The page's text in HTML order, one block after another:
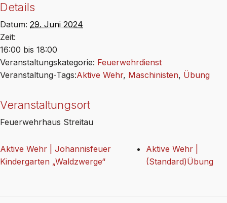
Details
Datum: 29. Juni 2024
Zeit:
16:00 bis 18:00
Veranstaltungskategorie: Feuerwehrdienst
Veranstaltung-Tags:Aktive Wehr, Maschinisten, Übung
Veranstaltungsort
Feuerwehrhaus Streitau
Aktive Wehr | Johannisfeuer
Kindergarten „Waldzwerge“
Aktive Wehr |
(Standard)Übung